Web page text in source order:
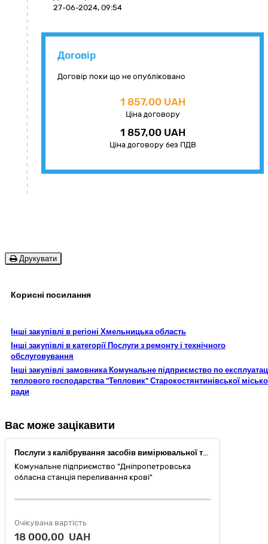
27-06-2024, 09:54
Договір
Договір поки що не опубліковано
1 857,00 UAH
Ціна договору
1 857,00 UAH
Ціна договору без ПДВ
Друкувати
Корисні посилання
Інші закупівлі в регіоні Хмельницька область
Інші закупівлі в категорії Послуги з ремонту і технічного
обслуговування
Інші закупівлі замовника Комунальне підприємство по
теплового господарства "Тепловик" Старокостянтинівської
ради
Вас може зацікавити
Послуги з калібрування засобів вимірювальної техніки
Комунальне підприємство "Дніпропетровська
обласна станція переливання крові"
Очікувана вартість
18 000,00 UAH